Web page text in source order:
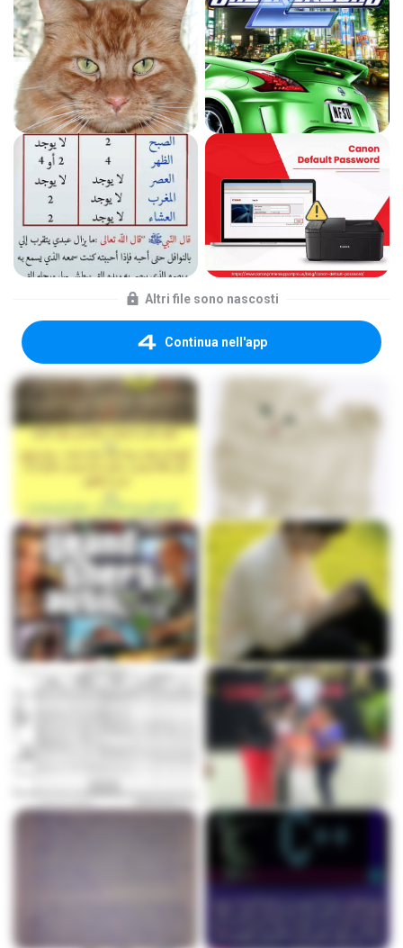
Altri file sono nascosti
Continua nell'app